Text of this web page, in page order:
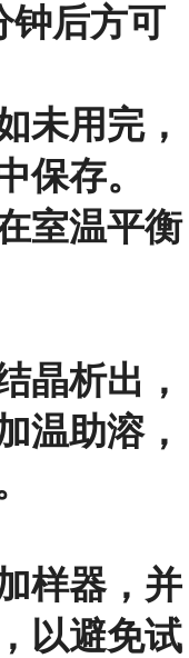
钟后方可
未用完，
保存。
室温平衡
晶析出，
温助溶，
样器，并
以避免试